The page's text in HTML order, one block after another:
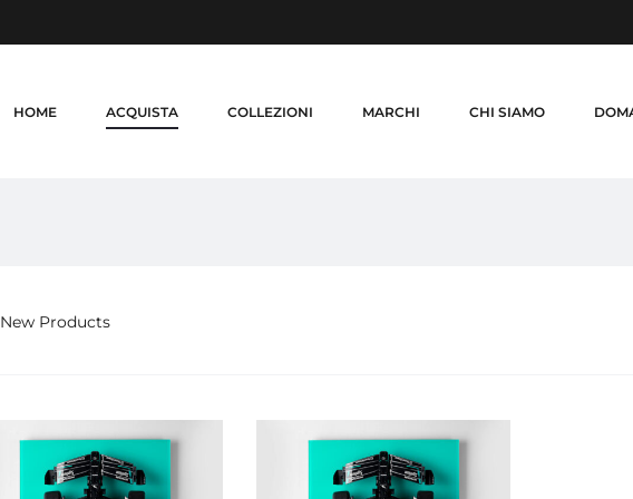
HOME ACQUISTA COLLEZIONI MARCHI CHI SIAMO
New Products